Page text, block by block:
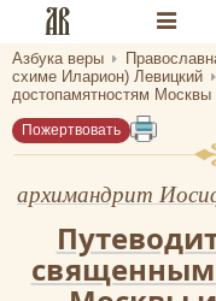
Разделы
Главная
Библиотеки
Календарь
Азбука веры
схиме Иларион) Левицкий
достопамятностям Москвы
Пожертвовать
архимандрит
священным